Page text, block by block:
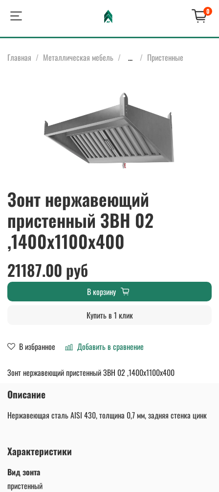
0
Главная Металлическая мебель ... Пристенные
Зонт нержавеющий
пристенный ЗВН 02
,1400х1100х400
В избранное Добавить в сравнение
21187.00 руб
В корзину
Купить в 1 клик
Зонт нержавеющий пристенный ЗВН 02 ,1400х1100х400
Описание
Нержавеющая сталь AISI 430, толщина 0,7 мм, задняя стенка цинк
Характеристики
Вид зонта
пристенный